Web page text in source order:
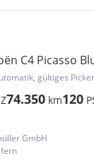
C4 Picasso
gültiges
74.350 km120
GmbH